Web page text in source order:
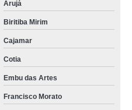
Arujá
Biritiba Mirim
Cajamar
Cotia
Embu das Artes
Francisco Morato